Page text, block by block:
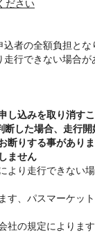
ださい
者の全額負担とな
行できない場合が
し込みを取り消す
した場合、走行
断りする事があり
ません
より走行できない
す、パスマーケッ
社の規定によります